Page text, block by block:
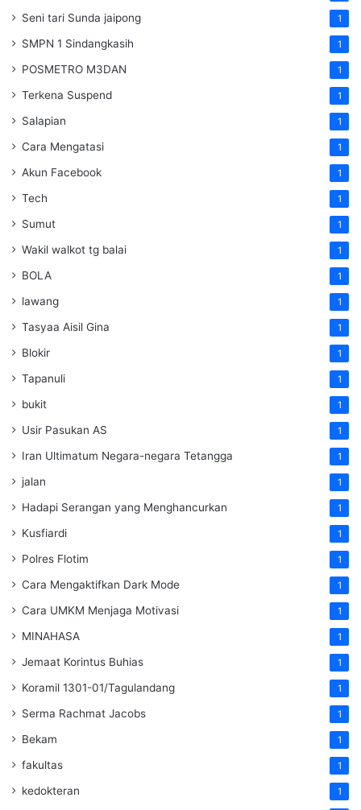
Seni tari Sunda jaipong 1
SMPN 1 Sindangkasih 1
POSMETRO M3DAN 1
Terkena Suspend 1
Salapian 1
Cara Mengatasi 1
Akun Facebook 1
Tech 1
Sumut 1
Wakil walkot tg balai 1
BOLA 1
lawang 1
Tasyaa Aisil Gina 1
Blokir 1
Tapanuli 1
bukit 1
Usir Pasukan AS 1
Iran Ultimatum Negara-negara Tetangga 1
jalan 1
Hadapi Serangan yang Menghancurkan 1
Kusfiardi 1
Polres Flotim 1
Cara Mengaktifkan Dark Mode 1
Cara UMKM Menjaga Motivasi 1
MINAHASA 1
Jemaat Korintus Buhias 1
Koramil 1301-01/Tagulandang 1
Serma Rachmat Jacobs 1
Bekam 1
fakultas 1
kedokteran 1